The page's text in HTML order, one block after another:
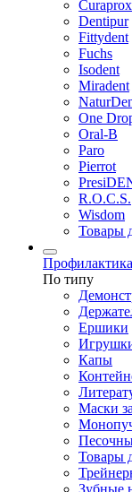
Curaprox
Dentipur
Fittydent
Fuchs
Isodent
Miradent
One
Oral-B
Paro
Pierrot
R.O.C.S.
Wisdom
Товары
По типу
Ершики
Капы
Маски
Товары